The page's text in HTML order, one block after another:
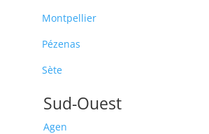
Montpellier
Pézenas
Sète
Sud-Ouest
Agen